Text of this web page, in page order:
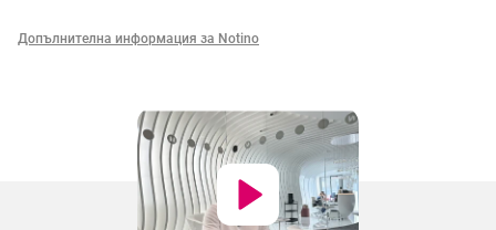
Допълнителна информация за Notino